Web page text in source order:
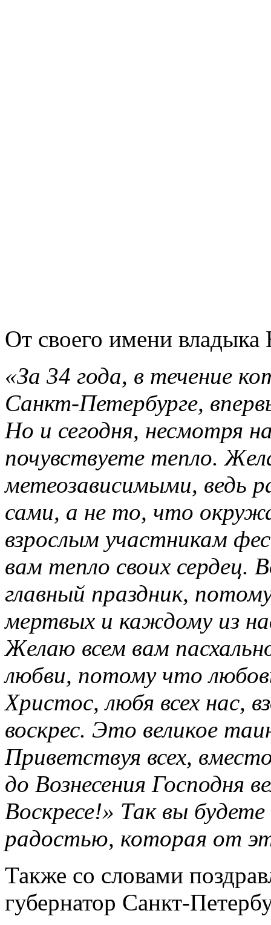
От своего имени владыка
«За 34 года, в течение
Санкт-Петербурге,
Но и сегодня, несмотря
почувствуете тепло.
метеозависимыми, ведь
сами, а не то, что
взрослым участникам
вам тепло своих сердец.
главный праздник,
мертвых и каждому из
Желаю всем вам
любви, потому что
Христос, любя всех нас,
воскрес. Это великое
Приветствуя всех,
до Вознесения Господня
Воскресе!» Так вы
радостью, которая от
Также со словами
губернатор Санкт-